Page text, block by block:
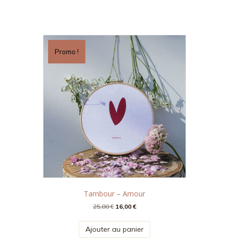
Promo !
Tambour – Amour
25,00€ Le
initial
était :
16,00 €Le
actuel
est :
Ajouter au panier